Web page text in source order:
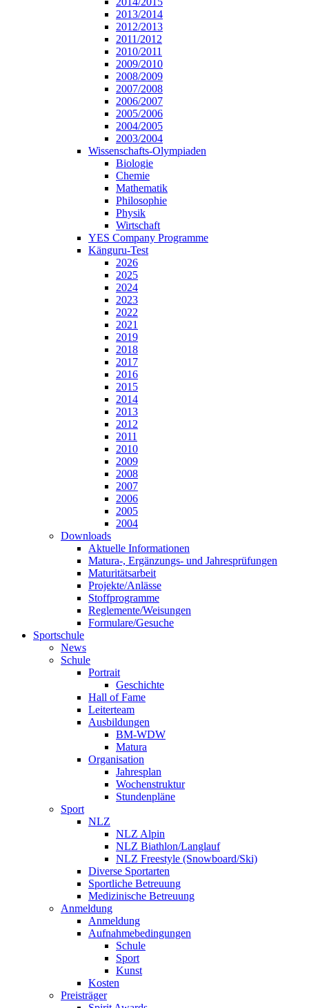
2013/2014
2012/2013
2011/2012
2010/2011
2009/2010
2008/2009
2007/2008
2006/2007
2005/2006
2004/2005
2003/2004
Wissenschafts-Olympiaden
Biologie
Chemie
Mathematik
Philosophie
Physik
Wirtschaft
YES Company Programme
Känguru-Test
2026
2025
2024
2023
2022
2021
2019
2018
2017
2016
2015
2014
2013
2012
2011
2010
2009
2008
2007
2006
2005
2004
Downloads
Aktuelle Informationen
Matura-, Ergänzungs- und Jahresprüfungen
Maturitätsarbeit
Projekte/Anlässe
Stoffprogramme
Reglemente/Weisungen
Formulare/Gesuche
Sportschule
News
Schule
Portrait
Geschichte
Hall of Fame
Leiterteam
Ausbildungen
BM-WDW
Matura
Organisation
Jahresplan
Wochenstruktur
Stundenpläne
Sport
NLZ
NLZ Alpin
NLZ Biathlon/Langlauf
NLZ Freestyle (Snowboard/Ski)
Diverse Sportarten
Sportliche Betreuung
Medizinische Betreuung
Anmeldung
Anmeldung
Aufnahmebedingungen
Schule
Sport
Kunst
Kosten
Preisträger